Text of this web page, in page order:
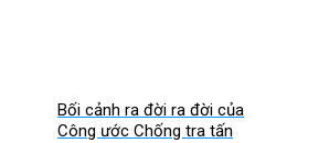
Bối cảnh ra đời ra đời của
Công ước Chống tra tấn